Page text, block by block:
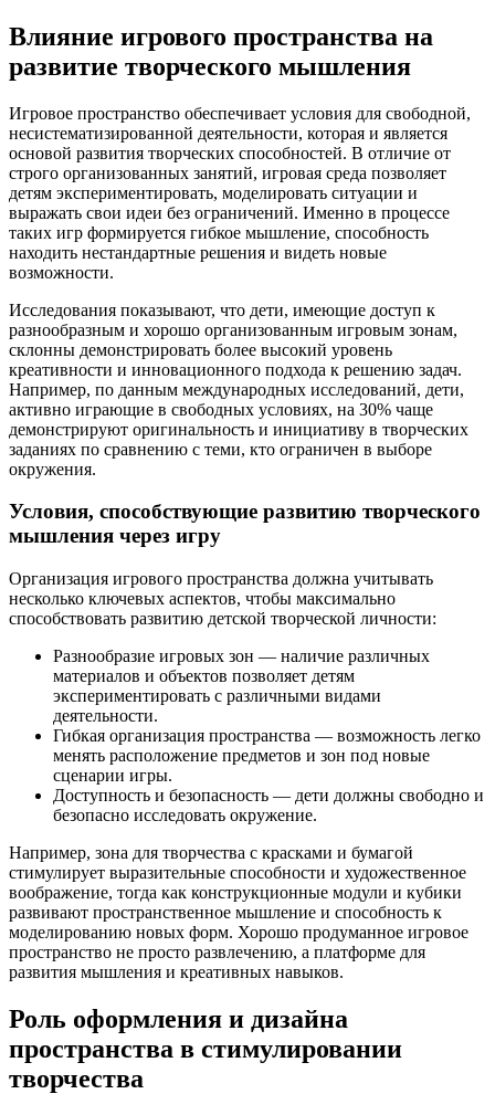
Влияние игрового пространства на
развитие творческого мышления
Игровое пространство обеспечивает условия для свободной,
несистематизированной деятельности, которая и является
основой развития творческих способностей. В отличие от
строго организованных занятий, игровая среда позволяет
детям экспериментировать, моделировать ситуации и
выражать свои идеи без ограничений. Именно в процессе
таких игр формируется гибкое мышление, способность
находить нестандартные решения и видеть новые
возможности.
Исследования показывают, что дети, имеющие доступ к
разнообразным и хорошо организованным игровым зонам,
склонны демонстрировать более высокий уровень
креативности и инновационного подхода к решению задач.
Например, по данным международных исследований, дети,
активно играющие в свободных условиях, на 30% чаще
демонстрируют оригинальность и инициативу в творческих
заданиях по сравнению с теми, кто ограничен в выборе
окружения.
Условия, способствующие развитию творческого
мышления через игру
Организация игрового пространства должна учитывать
несколько ключевых аспектов, чтобы максимально
способствовать развитию детской творческой личности:
Разнообразие игровых зон — наличие различных
материалов и объектов позволяет детям
экспериментировать с различными видами
деятельности.
Гибкая организация пространства — возможность легко
менять расположение предметов и зон под новые
сценарии игры.
Доступность и безопасность — дети должны свободно и
безопасно исследовать окружение.
Например, зона для творчества с красками и бумагой
стимулирует выразительные способности и художественное
воображение, тогда как конструкционные модули и кубики
развивают пространственное мышление и способность к
моделированию новых форм. Хорошо продуманное игровое
пространство не просто развлечению, а платформе для
развития мышления и креативных навыков.
Роль оформления и дизайна
пространства в стимулировании
творчества